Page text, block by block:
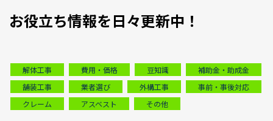
お役立ち情報を日々更新中！
解体工事 費用・価格 豆知識
補助金・助成金
舗装工事
業者選び 外構工事
事前・事後対応
クレーム
アスベスト その他